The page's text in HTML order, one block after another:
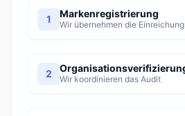
1 Markenregistrierung
Wir übernehmen die Einreichung
2 Wir koordinieren das Audit